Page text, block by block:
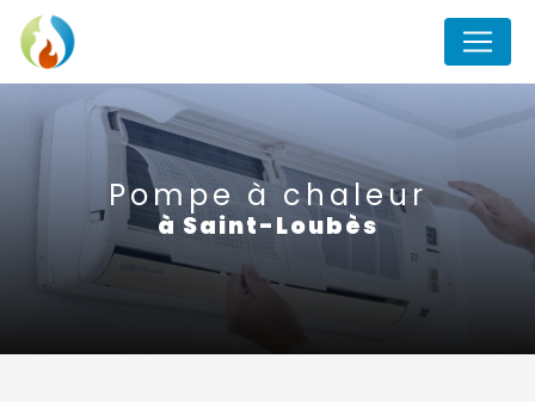
Pompe à chaleur
à Saint-Loubès
Panneau de gestion des cookies